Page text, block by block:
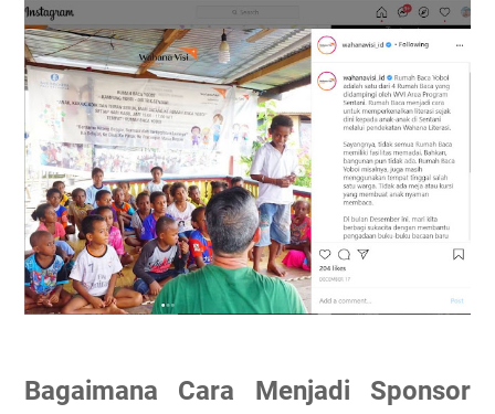
Bagaimana Cara Menjadi Sponsor